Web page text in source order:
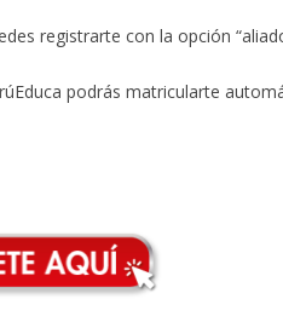
registrarte con la opción
podrás matricularte